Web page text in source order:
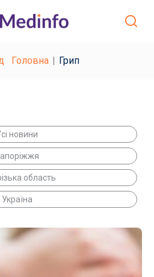
Головна Грип
новини
область
Україна